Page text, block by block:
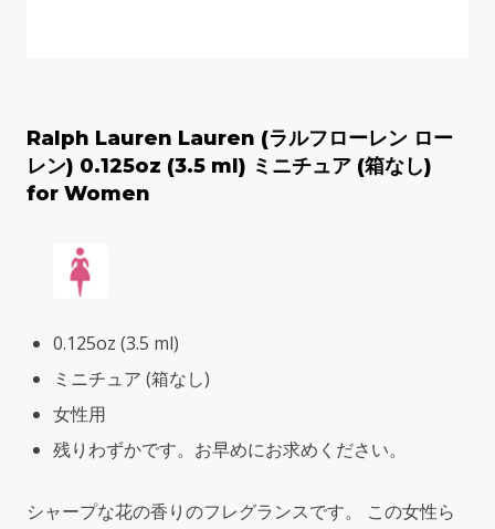
Ralph Lauren Lauren (ラルフローレン ロー
レン) 0.125oz (3.5 ml) ミニチュア (箱なし)
for Women
0.125oz (3.5 ml)
ミニチュア (箱なし)
女性用
残りわずかです。お早めにお求めください。
シャープな花の香りのフレグランスです。 この女性ら